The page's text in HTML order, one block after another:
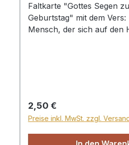
Faltkarte "Gottes Segen
Geburtstag" mit dem
Mensch, der sich auf den
Regulärer Preis:
2,50 €
Preise inkl. MwSt. zzgl.